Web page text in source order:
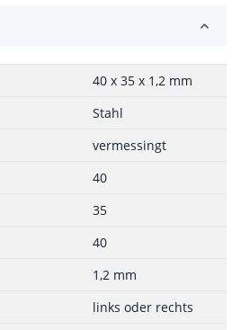
40 x 35 x 1,2 mm
Stahl
vermessingt
40
35
40
1,2 mm
links oder rechts